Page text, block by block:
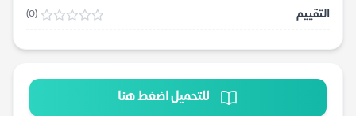
التقييم
(0)
للتحميل اضغط هنا